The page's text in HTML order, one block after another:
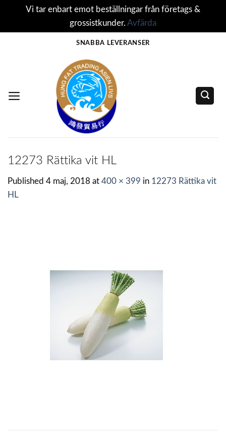
Vi tar enbart emot beställningar från företags &
grossistkunder. Avfärda
SNABBA LEVERANSER
12273 Rättika vit HL
Published 4 maj, 2018 at 400 × 399 in 12273 Rättika vit
HL